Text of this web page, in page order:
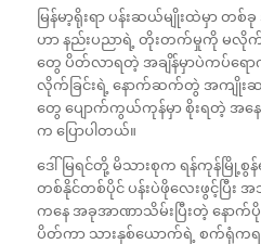
မြန်မာ့ရိုးရာ ပန်းဆယ်မျိုးထဲမှာ တစ်
ဟာ နည်းပညာရဲ့ တိုးတက်မှုကို မလိုက်
တွေ ပိတ်လာရတဲ့ အချိန်မှာပဲကပ်ရေ
လိုက်ခြင်းရဲ့ နောက်ဆက်တွဲ အကျိုးဆ
တွေ ပျောက်ကွယ်ကုန်မှာ စိုးရတဲ့ အန
က ပြောပါတယ်။
ဒေါ်မြရင်တို့ မိသားစုက ရန်ကုန်မ
တစ်နိုင်တစ်ပိုင် ပန်းပဲဖိုလေးဖွင့်ပြီး အ
ကနေ အခုအာဏာသိမ်းပြီးတဲ့ နောက်ပို
ပိတ်ကာ သားနှစ်ယောက်ရဲ့ စက်ရုံက